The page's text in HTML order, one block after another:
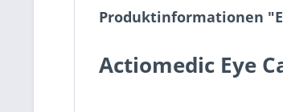
Produktinformationen
Actiomedic Eye